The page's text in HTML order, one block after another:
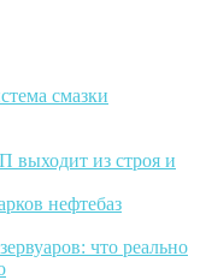
смазки
из строя и
что реально